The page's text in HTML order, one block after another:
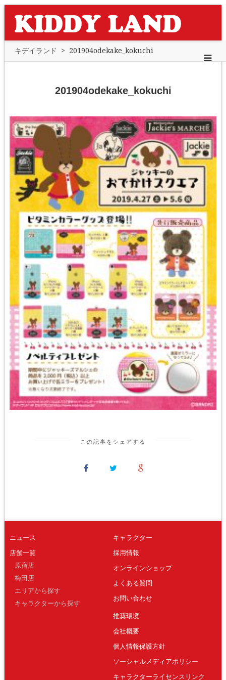
キデイランド > 201904odekake_kokuchi
201904odekake_kokuchi
この記事をシェアする
ニュース
店舗一覧
原宿店
梅田店
エリアから探す
キャラクターから探す
キャラクター
採用情報
オンラインショップ
よくある質問
お問い合わせ
推奨環境
会社概要
個人情報保護方針
ソーシャルメディアポリシー
キャラクターライセンスリンク